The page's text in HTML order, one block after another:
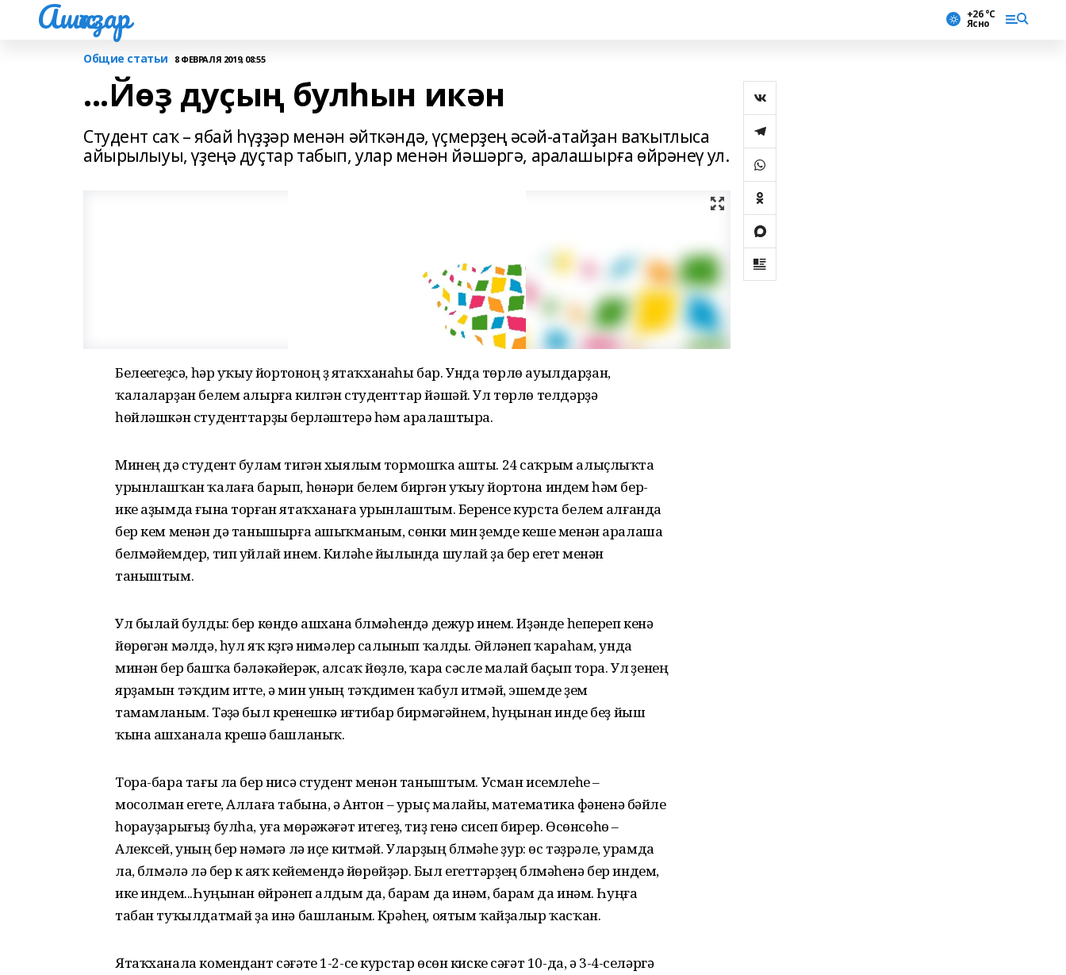
Ашҡаҙар +26 °С
Ясно
Общие статьи 8 ФЕВРАЛЯ 2019, 08:55
...Йөҙ дуҫың булһын икән
Студент саҡ – ябай һүҙҙәр менән әйткәндә, үҫмерҙең әсәй-атайҙан ваҡытлыса
айырылыуы, үҙеңә дуҫтар табып, улар менән йәшәргә, аралашырға өйрәнеү ул.
Белеүегеҙсә, һәр уҡыу йортоноң үҙ ятаҡханаһы бар. Унда төрлө ауылдарҙан,
ҡалаларҙан белем алырға килгән студенттар йәшәй. Ул төрлө телдәрҙә
һөйләшкән студенттарҙы берләштерә һәм аралаштыра.
Минең дә студент булам тигән хыялым тормошҡа ашты. 24 саҡрым алыҫлыҡта
урынлашҡан ҡалаға барып, һөнәри белем биргән уҡыу йортона индем һәм бер-
ике аҙымда ғына торған ятаҡханаға урынлаштым. Беренсе курста белем алғанда
бер кем менән дә танышырға ашыҡманым, сөнки мин үҙемде кеше менән аралаша
белмәйемдер, тип уйлай инем. Киләһе йылында шулай ҙа бер егет менән
таныштым.
Ул былай булды: бер көндө ашхана бүлмәһендә дежур инем. Иҙәнде һепереп кенә
йөрөгән мәлдә, һул яҡ күҙгә нимәлер салынып ҡалды. Әйләнеп ҡараһам, унда
минән бер башҡа бәләкәйерәк, алсаҡ йөҙлө, ҡара сәсле малай баҫып тора. Ул үҙенең
ярҙамын тәҡдим итте, ә мин уның тәҡдимен ҡабул итмәй, эшемде үҙем
тамамланым. Тәүҙә был күренешкә иғтибар бирмәгәйнем, һуңынан инде беҙ йыш
ҡына ашханала күрешә башланыҡ.
Тора-бара тағы ла бер нисә студент менән таныштым. Усман исемлеһе –
мосолман егете, Аллаға табына, ә Антон – урыҫ малайы, математика фәненә бәйле
һорауҙарығыҙ булһа, уға мөрәжәғәт итегеҙ, тиҙ генә сисеп бирер. Өсөнсөһө –
Алексей, уның бер нәмәгә лә иҫе китмәй. Уларҙың бүлмәһе ҙур: өс тәҙрәле, урамда
ла, бүлмәлә лә бер үк аяҡ кейемендә йөрөйҙәр. Был егеттәрҙең бүлмәһенә бер индем,
ике индем...Һуңынан өйрәнеп алдым да, барам да инәм, барам да инәм. Һуңға
табан туҡылдатмай ҙа инә башланым. Күрәһең, оятым ҡайҙалыр ҡасҡан.
Ятаҡханала комендант сәғәте 1-2-се курстар өсөн киске сәғәт 10-да, ә 3-4-селәргә